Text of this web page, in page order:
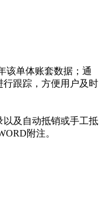
该单体账套数据；通
跟踪，方便用户及时
及自动抵销或手工抵
附注。